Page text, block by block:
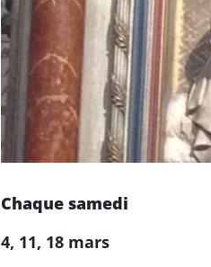
Chaque samedi
4, 11, 18 mars